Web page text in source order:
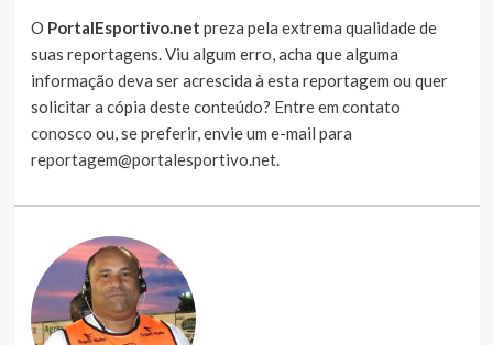
O PortalEsportivo.net preza pela extrema qualidade de
suas reportagens. Viu algum erro, acha que alguma
informação deva ser acrescida à esta reportagem ou quer
solicitar a cópia deste conteúdo? Entre em contato
conosco ou, se preferir, envie um e-mail para
reportagem@portalesportivo.net.